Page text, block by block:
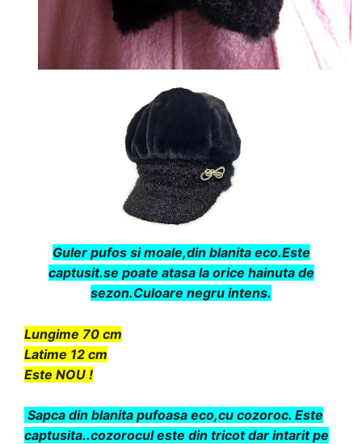
Guler pufos si moale,din blanita eco.Este
captusit.se poate atasa la orice hainuta de
sezon.Culoare negru intens.
Lungime 70 cm
Latime 12 cm
Este NOU !
Sapca din blanita pufoasa eco,cu cozoroc. Este
captusita..cozorocul este din tricot dar intarit pe